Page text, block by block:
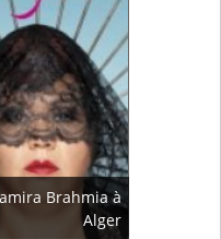
Brahmia à
Alger